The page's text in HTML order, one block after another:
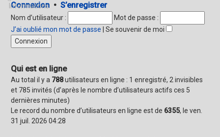
Informations
Connexion • S’enregistrer
Nom d’utilisateur :
Mot de passe :
J’ai oublié mon mot de passe
Se souvenir de moi
Qui est en ligne
Au total il y a 788utilisateurs en ligne : 1 enregistré, 2 invisibles
et 785 invités (d’après le nombre d’utilisateurs actifs ces 5
dernières minutes)
Le record du nombre d’utilisateurs en ligne est de 6355, le ven.
31 juil. 2026 04:28